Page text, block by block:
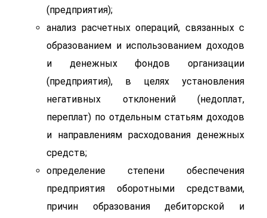
(предприятия);
анализ расчетных операций, связанных с
образованием и использованием доходов
и денежных фондов организации
(предприятия), в целях установления
негативных отклонений (недоплат,
переплат) по отдельным статьям доходов
и направлениям расходования денежных
средств;
определение степени обеспечения
предприятия оборотными средствами,
причин образования дебиторской и